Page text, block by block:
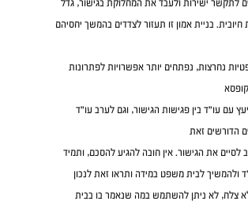
לתקשר ישירות ולעבד את המחלוקת בגישור, גדל
בניית אמון זו תעזור לצדדים בהמשך יחסיהם
נחרצות, נפתחים יותר אפשרויות לפתרונות
עם עו"ד בין פגישות הגישור, וגם לערב עו"ד
הדורשים זאת
לסיים את הגישור. אין חובה להגיע להסכם, ותמיד
ולהמשיך לבית משפט במידה ותראו זאת לנכון
צלח, לא ניתן להשתמש במה שנאמר בו בבית